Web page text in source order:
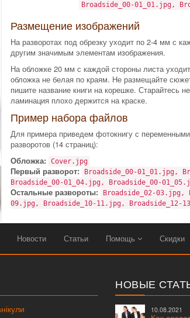
Broadside_00-01_01.jpg,
Размещение изображений
На разворотах под обрезку уходит по 2-4 мм с
другим значимым элементам изображения.
На обложке 20 мм с каждой стороны листа
обложка не белая по краям. Не размещайте
пишите название книги на корешке. Старайтесь
ламинация плохо держится на краске.
Пример набора файлов
Для примера приведем фотокнигу с
разворотов (14 страниц):
Обложка: Cover.jpg
Первый разворот:
Broadside_00-01_01.jpg,
Broadside_00-01_04.jpg, Broadside_00-
Остальные развороты:
Broadside_02-03.jpg,
09.jpg, Broadside_10-11.jpg, Broadside_12-
Новости Статьи Помощь Скидки
НОВЫЕ
10.08.2021